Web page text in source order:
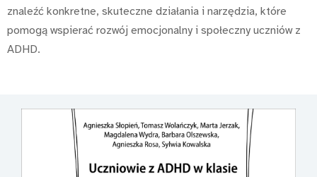
znaleźć konkretne, skuteczne działania i narzędzia, które
pomogą wspierać rozwój emocjonalny i społeczny uczniów z
ADHD.